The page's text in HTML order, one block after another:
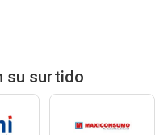
su surtido